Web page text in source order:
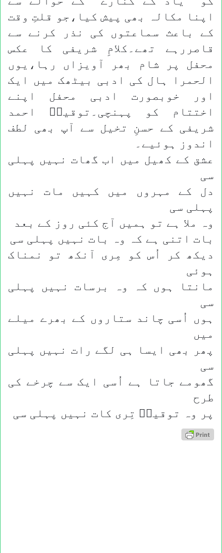
اپنا مکالہ بھی پیش کیا،جو قلتِ وقت
کے باعث سماعتوں کی نذر کرنے سے
قاصررہے تھے۔کلامِ شریفی کا عکس
محفل پر شام بھر آویزاں رہا،یوں
الحمرا ہال کی ادبی بیٹھک میں ایک
اور خوبصورت ادبی محفل اپنے
اختتام کو پہنچی۔توقیرؔ احمد
شریفی کے حسنِ تخیل سے آپ بھی لطف
اندوز ہوئیے۔
عشق کے کھیل میں اب گھات نہیں پہلی
سی
دل کے مہروں میں کہیں مات نہیں
پہلی سی
وہ ملا ہے تو ہمیں آج کئی روز کے بعد
بات اتنی ہے کہ وہ بات نہیں پہلی سی
دیکھ کر اُس کو مِری آنکھ تو نمناک
ہوئی
مانتا ہوں کہ وہ برسات نہیں پہلی
سی
ہوں اُسی چاند ستاروں کے بھرے میلے
میں
پھر بھی ایسا ہی لگے رات نہیں پہلی
سی
گھومے جاتا ہے اُسی ایک سے چرخے کی
طرح
پر وہ توقیرؔ تِری کات نہیں پہلی سی